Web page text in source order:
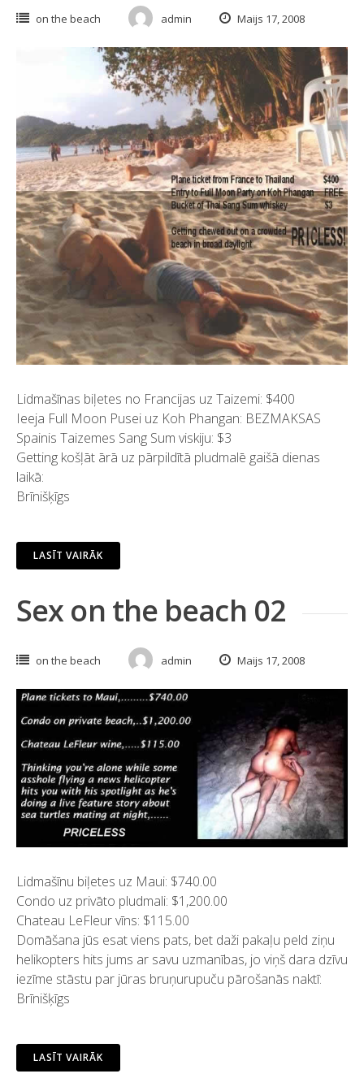
on the beach admin Maijs 17, 2008
Lidmašīnas biļetes no Francijas uz Taizemi: $400
Ieeja Full Moon Pusei uz Koh Phangan: BEZMAKSAS
Spainis Taizemes Sang Sum viskiju: $3
Getting košļāt ārā uz pārpildītā pludmalē gaišā dienas
laikā:
Brīnišķīgs
LASĪT VAIRĀK
Sex on the beach 02
on the beach admin Maijs 17, 2008
Lidmašīnu biļetes uz Maui: $740.00
Condo uz privāto pludmali: $1,200.00
Chateau LeFleur vīns: $115.00
Domāšana jūs esat viens pats, bet daži pakaļu peld ziņu
helikopters hits jums ar savu uzmanības, jo viņš dara dzīvu
iezīme stāstu par jūras bruņurupuču pārošanās naktī:
Brīnišķīgs
LASĪT VAIRĀK